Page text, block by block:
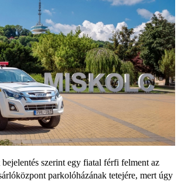
szerint egy fiatal férfi felment az
parkolóházának tetejére, mert úgy